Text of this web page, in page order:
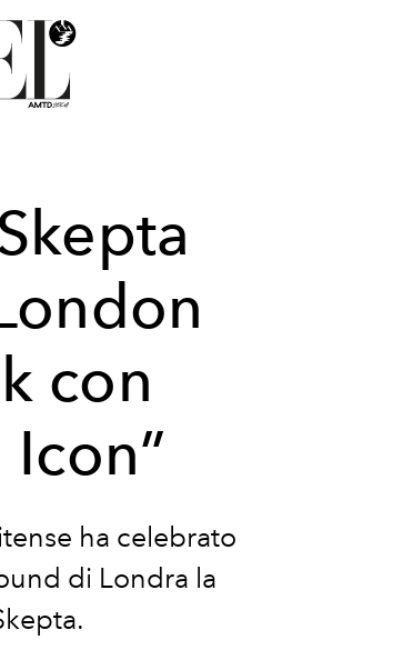
con
ha celebrato
di Londra la